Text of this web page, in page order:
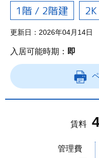
1階 / 2階建 2K
更新日：2026年04月14日
入居可能時期： 即
賃料
管理費